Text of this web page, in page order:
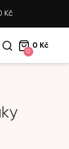
Kč
0
0 Kč